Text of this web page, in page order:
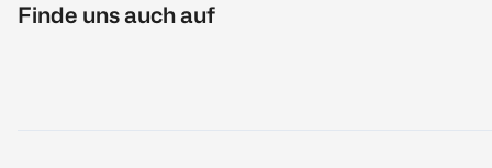
Finde uns auch auf